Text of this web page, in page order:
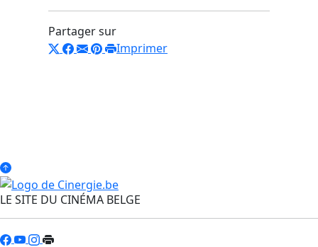
Partager sur
Imprimer
LE SITE DU CINÉMA BELGE